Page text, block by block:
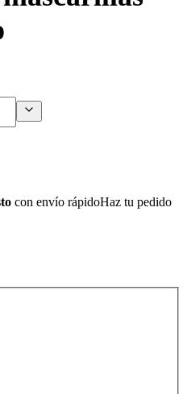
con envío rápidoHaz tu pedido